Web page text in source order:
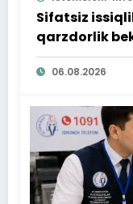
Sifatsiz
qarzdorlik
06.08.2026